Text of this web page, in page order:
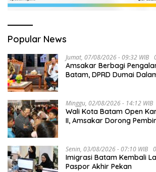
Popular News
Jumat, 07/08/2026 - 09:32 WIB
Amsakar Berbagi
Batam, DPRD Dumai
Minggu, 02/08/2026 - 14:12 WIB
Wali Kota Batam Open
II, Amsakar Dorong
Senin, 03/08/2026 - 07:10 WIB
Imigrasi Batam Kembali
Paspor Akhir Pekan